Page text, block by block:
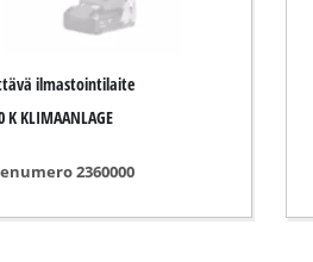
Akkuketjusahat
Oksasahat
ilmastointilaite
K KLIMAANLAGE
2360000